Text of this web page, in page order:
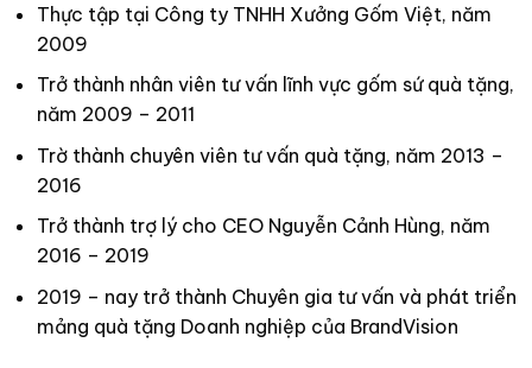
Thực tập tại Công ty TNHH Xưởng Gốm Việt, năm
2009
Trở thành nhân viên tư vấn lĩnh vực gốm sứ quà tặng,
năm 2009 – 2011
Trờ thành chuyên viên tư vấn quà tặng, năm 2013 –
2016
Trở thành trợ lý cho CEO Nguyễn Cảnh Hùng, năm
2016 – 2019
2019 – nay trở thành Chuyên gia tư vấn và phát triển
mảng quà tặng Doanh nghiệp của BrandVision